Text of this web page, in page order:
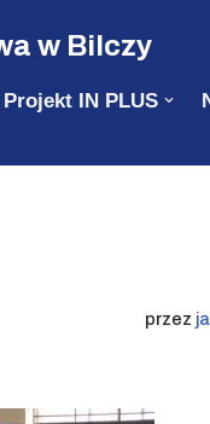
w Bilczy
Projekt IN PLUS
przez